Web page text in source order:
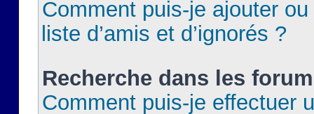
Comment puis-je ajouter
liste d’amis et d’ignorés ?
Recherche dans les
Comment puis-je effectuer